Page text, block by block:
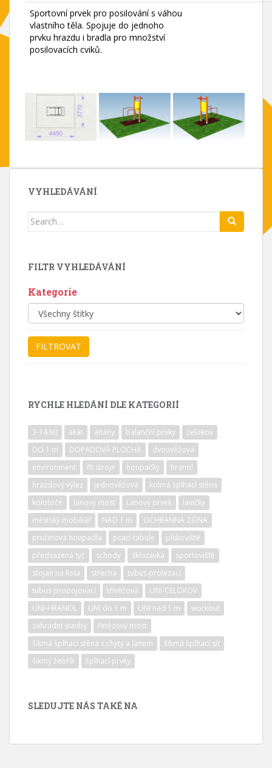
Sportovní prvek pro posilování s váhou
vlastního těla. Spojuje do jednoho
prvku hrazdu i bradla pro množství
posilovacích cviků.
VYHLEDÁVÁNÍ
Search
FILTR VYHLEDÁVÁNÍ
Kategorie
RYCHLE HLEDÁNÍ DLE KATEGORIÍ
3-14 let akát altány balanční prvky
celokov
DO 1 m
DOPADOVÁ PLOCHA
dvouvěžová
environment
fit stroje houpačky
hranol
hrazdový výlez
jednověžová
kolmá šplhací stěna
kolotoče
lanový most Lanový prvek
lavičky
městský mobiliář
NAD 1 m
OCHRANNÁ ZÓNA
pružinová houpadla
psací tabule
pískoviště
předsazená tyč
schody skluzavka
sportoviště
stojan na kola
střecha
tubus prolezací
tubus propojovací
třívěžová
UNI-CELOKOV
UNI-HRANOL
UNI do 1 m UNI nad 1 m
workout
zahradní stavby
řetězový most
šikmá šplhací stěna s chyty a lanem
šikmá šplhací síť
šikmý žebřík
šplhací prvky
SLEDUJTE NÁS TAKÉ NA